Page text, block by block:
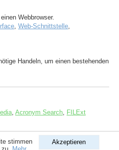
Webbrowser.
, Web-Schnittstelle,
Handeln, um einen bestehenden
Acronym Search FILExt
Akzeptieren
stimmen
| All rights reserved.